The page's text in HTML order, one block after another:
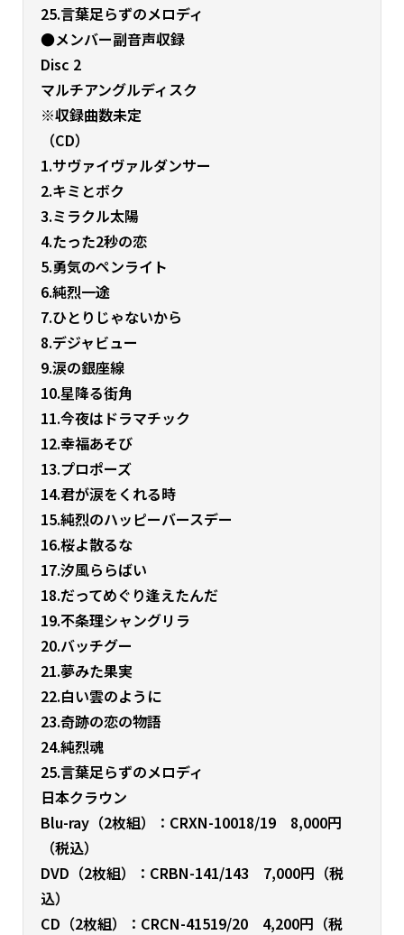
25.言葉足らずのメロディ
●メンバー副音声収録
Disc 2
マルチアングルディスク
※収録曲数未定
（CD）
1.サヴァイヴァルダンサー
2.キミとボク
3.ミラクル太陽
4.たった2秒の恋
5.勇気のペンライト
6.純烈一途
7.ひとりじゃないから
8.デジャビュー
9.涙の銀座線
10.星降る街角
11.今夜はドラマチック
12.幸福あそび
13.プロポーズ
14.君が涙をくれる時
15.純烈のハッピーバースデー
16.桜よ散るな
17.汐風ららばい
18.だってめぐり逢えたんだ
19.不条理シャングリラ
20.バッチグー
21.夢みた果実
22.白い雲のように
23.奇跡の恋の物語
24.純烈魂
25.言葉足らずのメロディ
日本クラウン
Blu-ray（2枚組）：CRXN-10018/19 8,000円
（税込）
DVD（2枚組）：CRBN-141/143 7,000円（税
込）
CD（2枚組）：CRCN-41519/20 4,200円（税